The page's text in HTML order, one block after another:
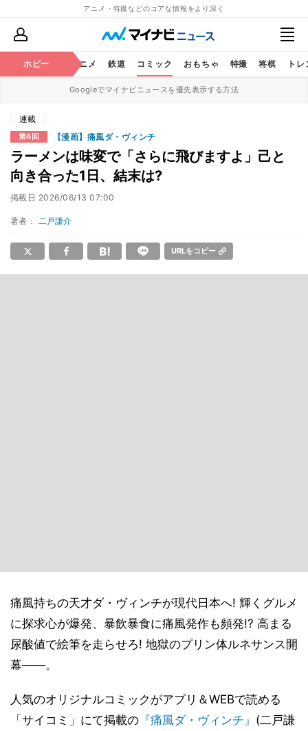
アニメ・特撮などのコアな情報をより深く
ホビー アニメ 鉄道 コミック おもちゃ 特撮 将棋 ト
Googleでマイナビニュースを優先表示する方法
連載
第6回 【漫画】痛風ダ・ヴィンチ
ラーメンは味変で「さらに飛びますよ」己と
向き合った1日、結末は?
掲載日 2026/06/13 07:00
著者： 二戸謙介
URLをコピー
痛風持ちの天才ダ・ヴィンチが現代日本へ! 輝くグルメ
に探求心が爆発、暴飲暴食に痛風発作も頻発!? 高まる
尿酸値で絵筆を走らせろ! 地獄のプリン体ルネサンス開
幕――。
人気のオリジナルコミックがアプリ＆WEBで読める
「サイコミ」にて掲載の 『痛風ダ・ヴィンチ』 (二戸謙